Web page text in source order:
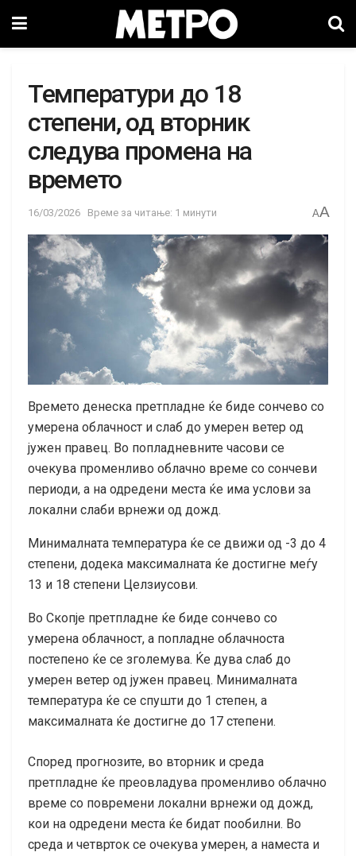
Температури до 18
степени, од вторник
следува промена на
времето
16/03/2026 Време за читање: 1 минути AA
Времето денеска претпладне ќе биде сончево со
умерена облачност и слаб до умерен ветер од
јужен правец. Во попладневните часови се
очекува променливо облачно време со сончеви
периоди, а на одредени места ќе има услови за
локални слаби врнежи од дожд.
Минималната температура ќе се движи од -3 до 4
степени, додека максималната ќе достигне меѓу
13 и 18 степени Целзиусови.
Во Скопје претпладне ќе биде сончево со
умерена облачност, а попладне облачноста
постепено ќе се зголемува. Ќе дува слаб до
умерен ветер од јужен правец. Минималната
температура ќе се спушти до 1 степен, а
максималната ќе достигне до 17 степени.
Според прогнозите, во вторник и среда
претпладне ќе преовладува променливо облачно
време со повремени локални врнежи од дожд,
кои на одредени места ќе бидат пообилни. Во
среда и четврток се очекува умерен, а наместа и